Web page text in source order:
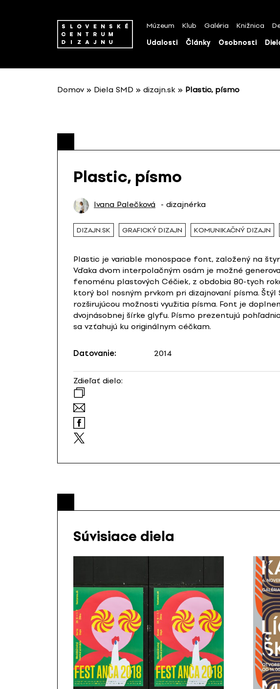
Múzeum Klub Galéria Knižnica
Udalosti Články Osobnosti
Domov » Diela SMD » dizajn.sk » Plastic, písmo
Plastic, písmo
Ivana Palečková - dizajnérka
DIZAJN.SK GRAFICKÝ DIZAJN KOMUNIKAČNÝ DIZAJN
Plastic je variable monospace font, založený na
Vďaka dvom interpolačným osám je možné
fenoménu plastových Céčiek, z obdobia 80-tych
ktorý bol nosným prvkom pri dizajnovaní písma. Štýl
rozširujúcou možnosti využitia písma. Font je
dvojnásobnej šírke glyfu. Písmo prezentujú
sa vzťahujú ku originálnym céčkam.
Datovanie: 2014
Zdieľať dielo:
Súvisiace diela